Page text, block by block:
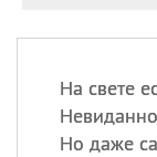
На свете
Но даже